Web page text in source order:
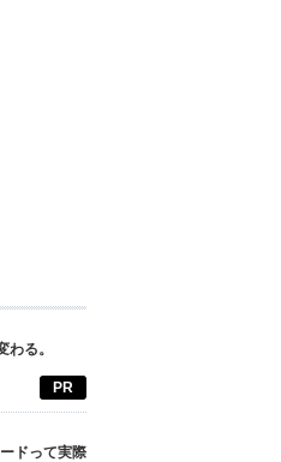
る。
PR
ドって実際